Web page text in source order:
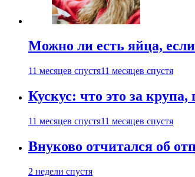
Можно ли есть яйца, если
11 месяцев спустя11 месяцев спустя
Кускус: что это за
11 месяцев спустя11 месяцев спустя
Внуково отчитался об
2 недели спустя